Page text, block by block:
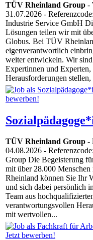
TÜV Rheinland Group -
31.07.2026 -
Industrie Service GmbH
Lösungen teilen wir mit
Globus. Bei TÜV
eigenverantwortlich
weiter entwickeln. Wir
Expertinnen und
Herausforderungen
TÜV Rheinland Group -
04.08.2026 -
Group Die Begeisterung
mit über 28.000
Rheinland können Sie Ihr
und sich dabei persönlich
Team aus
verantwortungsvollen
mit wertvollen...